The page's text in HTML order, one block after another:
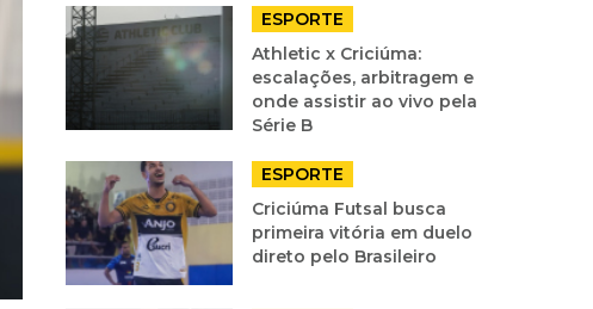
ESPORTE
Athletic x Criciúma:
escalações, arbitragem e
onde assistir ao vivo pela
Série B
ESPORTE
Criciúma Futsal busca
primeira vitória em duelo
direto pelo Brasileiro